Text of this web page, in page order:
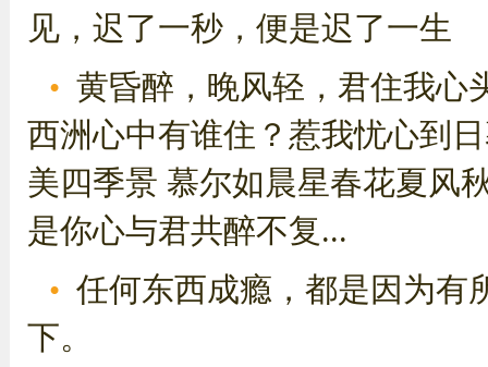
见，迟了一秒，便是迟了一生
黄昏醉，晚风轻，君住我心
西洲心中有谁住？惹我忧心到
美四季景 慕尔如晨星春花夏风
是你心与君共醉不复...
任何东西成瘾，都是因为有
下。